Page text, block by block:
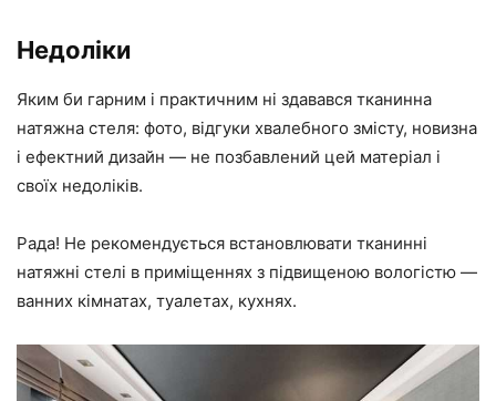
Недоліки
Яким би гарним і практичним ні здавався тканинна
натяжна стеля: фото, відгуки хвалебного змісту, новизна
і ефектний дизайн — не позбавлений цей матеріал і
своїх недоліків.
Рада! Не рекомендується встановлювати тканинні
натяжні стелі в приміщеннях з підвищеною вологістю —
ванних кімнатах, туалетах, кухнях.